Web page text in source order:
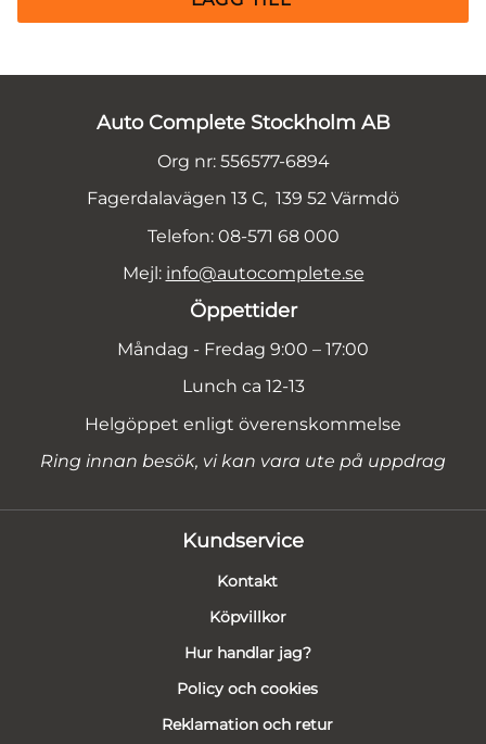
Auto Complete Stockholm AB
Org nr: 556577-6894
Fagerdalavägen 13 C, 139 52 Värmdö
Telefon: 08-571 68 000
Mejl: info@autocomplete.se
Öppettider
Måndag - Fredag 9:00 – 17:00
Lunch ca 12-13
Helgöppet enligt överenskommelse
Ring innan besök, vi kan vara ute på uppdrag
Kundservice
Kontakt
Köpvillkor
Hur handlar jag?
Policy och cookies
Reklamation och retur